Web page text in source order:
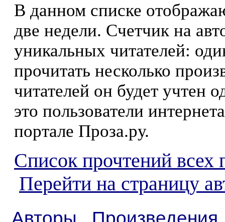
В данном списке
две недели. Счетчик на
уникальных читателей:
прочитать несколько
читателей он будет учтен
это пользователи
портале Проза.ру.
Список прочтений всех
Перейти на страницу